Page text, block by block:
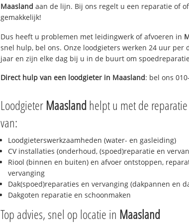
Maasland aan de lijn. Bij ons regelt u een reparatie of
gemakkelijk!
Dus heeft u problemen met leidingwerk of afvoeren in
snel hulp, bel ons. Onze loodgieters werken 24 uur per
jaar en zijn elke dag bij u in de buurt om
Direct hulp van een loodgieter in Maasland: bel ons
Loodgieter Maaslandhelpt u met de
van:
Loodgieterswerkzaamheden (water- en gasleiding)
CV installaties (onderhoud, (spoed)reparatie en
Riool (binnen en buiten) en afvoer ontstoppen,
vervanging
Dak(spoed)reparaties en vervanging (dakpannen en
Dakgoten reparatie en schoonmaken
Top advies, snel op locatie in Maasland